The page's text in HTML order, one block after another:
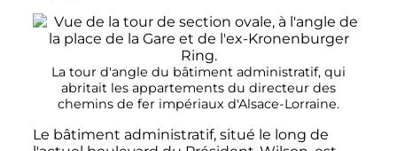
La tour d'angle du bâtiment administratif, qui
abritait les appartements du directeur des
chemins de fer impériaux d'Alsace-Lorraine.
Le bâtiment administratif, situé le long de